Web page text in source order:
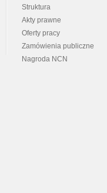
Struktura
Akty prawne
Oferty pracy
Zamówienia publiczne
Nagroda NCN